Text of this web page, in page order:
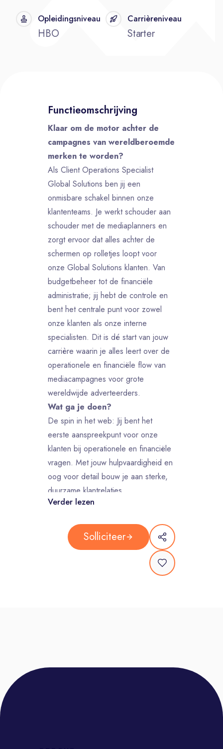
Opleidingsniveau
HBO
Carrièreniveau
Starter
Functieomschrijving
Klaar om de motor achter de
campagnes van wereldberoemde
merken te worden?
Als Client Operations Specialist
Global Solutions ben jij een
onmisbare schakel binnen onze
klantenteams. Je werkt schouder aan
schouder met de mediaplanners en
zorgt ervoor dat alles achter de
schermen op rolletjes loopt voor
onze Global Solutions klanten. Van
budgetbeheer tot de financiële
administratie; jij hebt de controle en
bent het centrale punt voor zowel
onze klanten als onze interne
specialisten. Dit is dé start van jouw
carrière waarin je alles leert over de
operationele en financiële flow van
mediacampagnes voor grote
wereldwijde adverteerders.
Wat ga je doen?
De spin in het web: Jij bent het
eerste aanspreekpunt voor onze
klanten bij operationele en financiële
vragen. Met jouw hulpvaardigheid en
oog voor detail bouw je aan sterke,
duurzame klantrelaties.
Operationele coördinatie: Je
werkzaamheden en zorgt dat de
campagnes van onze klanten
vlekkeloos verlopen. Je schakelt
continu met onze mediaspecialisten,
rapportages.
Verder lezen
Solliciteer